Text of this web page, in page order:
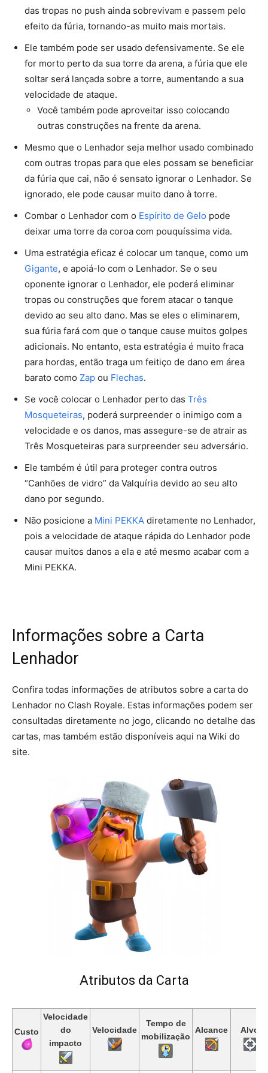
das tropas no push ainda sobrevivam e passem pelo
efeito da fúria, tornando-as muito mais mortais.
Ele também pode ser usado defensivamente. Se ele
for morto perto da sua torre da arena, a fúria que ele
soltar será lançada sobre a torre, aumentando a sua
velocidade de ataque.
Você também pode aproveitar isso colocando
outras construções na frente da arena.
Mesmo que o Lenhador seja melhor usado combinado
com outras tropas para que eles possam se beneficiar
da fúria que cai, não é sensato ignorar o Lenhador. Se
ignorado, ele pode causar muito dano à torre.
Combar o Lenhador com o Espírito de Gelo pode
deixar uma torre da coroa com pouquíssima vida.
Uma estratégia eficaz é colocar um tanque, como um
Gigante, e apoiá-lo com o Lenhador. Se o seu
oponente ignorar o Lenhador, ele poderá eliminar
tropas ou construções que forem atacar o tanque
devido ao seu alto dano. Mas se eles o eliminarem,
sua fúria fará com que o tanque cause muitos golpes
adicionais. No entanto, esta estratégia é muito fraca
para hordas, então traga um feitiço de dano em área
barato como Zap ou Flechas.
Se você colocar o Lenhador perto das Três
Mosqueteiras, poderá surpreender o inimigo com a
velocidade e os danos, mas assegure-se de atrair as
Três Mosqueteiras para surpreender seu adversário.
Ele também é útil para proteger contra outros
“Canhões de vidro” da Valquíria devido ao seu alto
dano por segundo.
Não posicione a Mini PEKKA diretamente no Lenhador,
pois a velocidade de ataque rápida do Lenhador pode
causar muitos danos a ela e até mesmo acabar com a
Mini PEKKA.
Informações sobre a Carta
Lenhador
Confira todas informações de atributos sobre a carta do
Lenhador no Clash Royale. Estas informações podem ser
consultadas diretamente no jogo, clicando no detalhe das
cartas, mas também estão disponíveis aqui na Wiki do
site.
Atributos da Carta
Custo
Velocidade
do
impacto
Velocidade
Tempo de
mobilização
Alcance Alvo